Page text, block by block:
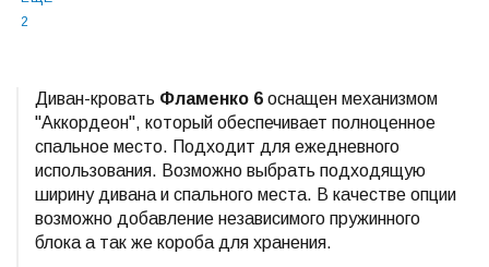
2
Диван-кровать Фламенко 6 оснащен механизмом
"Аккордеон", который обеспечивает полноценное
спальное место. Подходит для ежедневного
использования. Возможно выбрать подходящую
ширину дивана и спального места. В качестве опции
возможно добавление независимого пружинного
блока а так же короба для хранения.